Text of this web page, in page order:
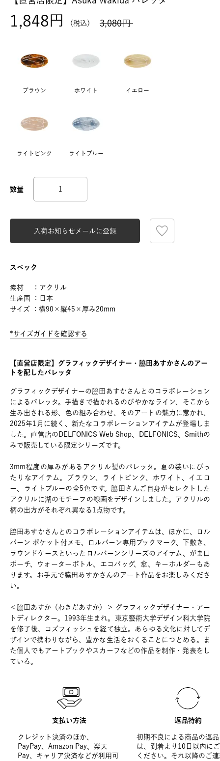
3,080
1,848 税込
ブラウン ホワイト イエロー
ライトピンク ライトブルー
入荷お知らせメールに登録
スペック
素材 ：アクリル
生産国 ：日本
サイズ ：横90×縦45×厚み20mm
*サイズガイドを確認する
【直営店限定】グラフィックデザイナー・脇田あすかさんのアー
トを配したバレッタ
グラフィックデザイナーの脇田あすかさんとのコラボレーション
によるバレッタ。手描きで描かれるのびやかなライン、そこから
生み出される形、色の組み合わせ、そのアートの魅力に惹かれ、
2025年1月に続く、新たなコラボレーションアイテムが登場しま
した。直営店のDELFONICS Web Shop、DELFONICS、Smithの
みで販売している限定シリーズです。
3mm程度の厚みがあるアクリル製のバレッタ。夏の装いにぴっ
たりなアイテム。ブラウン、ライトピンク、ホワイト、イエロ
ー、ライトブルーの全5色です。脇田さんご自身がセレクトした
アクリルに湖のモチーフの線画をデザインしました。アクリルの
柄の出方がそれぞれ異なる1点物です。
脇田あすかさんとのコラボレーションアイテムは、ほかに、ロル
バーン ポケット付メモ、ロルバーン専用ブックマーク、下敷き、
ラウンドケースといったロルバーンシリーズのアイテム、がま口
ポーチ、ウォーターボトル、エコバッグ、傘、キーホルダーもあ
ります。お手元で脇田あすかさんのアート作品をお楽しみくださ
い。
＜脇田あすか（わきだあすか）＞ グラフィックデザイナー・アー
トディレクター。1993年生まれ。東京藝術大学デザイン科大学院
を修了後、コズフィッシュを経て独立。あらゆる文化に対してデ
ザインで携わりながら、豊かな生活をおくることにつとめる。ま
た個人でもアートブックやスカーフなどの作品を制作・発表をし
ている。
支払い方法
クレジット決済のほか、
PayPay、Amazon Pay、楽天
Pay、キャリア決済などが利用可
返品特約
初期不良による商品の返
は、到着より10日以内に
ください。それ以降のご